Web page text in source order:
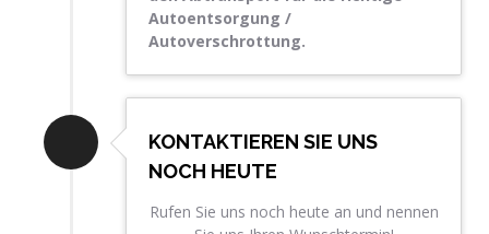
Autoentsorgung /
Autoverschrottung.
KONTAKTIEREN SIE UNS
NOCH HEUTE
Rufen Sie uns noch heute an und nennen